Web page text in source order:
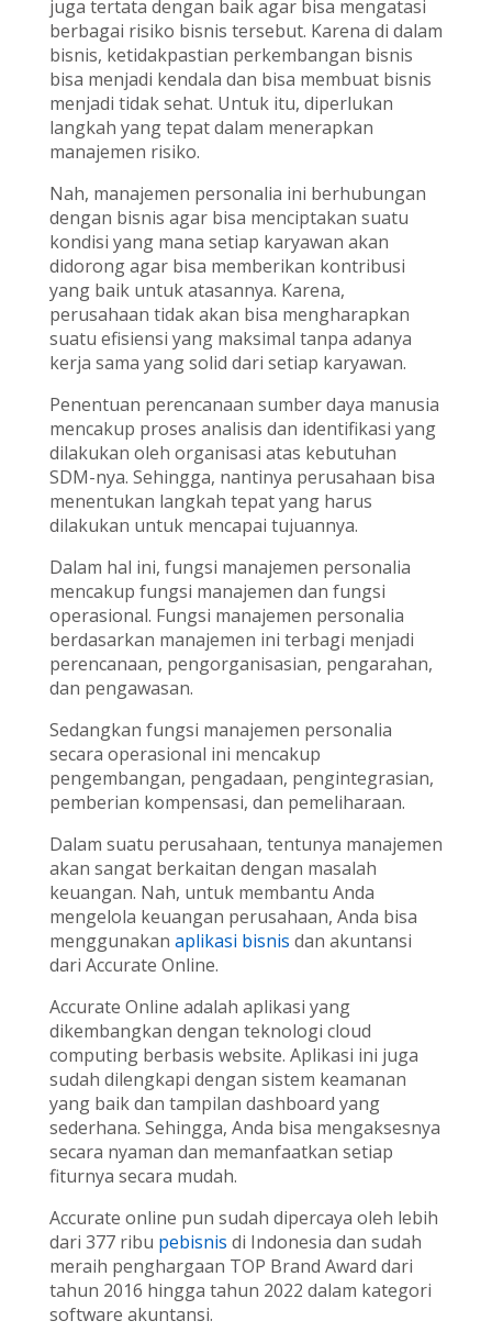
juga tertata dengan baik agar bisa mengatasi
berbagai risiko bisnis tersebut. Karena di dalam
bisnis, ketidakpastian perkembangan bisnis
bisa menjadi kendala dan bisa membuat bisnis
menjadi tidak sehat. Untuk itu, diperlukan
langkah yang tepat dalam menerapkan
manajemen risiko.
Nah, manajemen personalia ini berhubungan
dengan bisnis agar bisa menciptakan suatu
kondisi yang mana setiap karyawan akan
didorong agar bisa memberikan kontribusi
yang baik untuk atasannya. Karena,
perusahaan tidak akan bisa mengharapkan
suatu efisiensi yang maksimal tanpa adanya
kerja sama yang solid dari setiap karyawan.
Penentuan perencanaan sumber daya manusia
mencakup proses analisis dan identifikasi yang
dilakukan oleh organisasi atas kebutuhan
SDM-nya. Sehingga, nantinya perusahaan bisa
menentukan langkah tepat yang harus
dilakukan untuk mencapai tujuannya.
Dalam hal ini, fungsi manajemen personalia
mencakup fungsi manajemen dan fungsi
operasional. Fungsi manajemen personalia
berdasarkan manajemen ini terbagi menjadi
perencanaan, pengorganisasian, pengarahan,
dan pengawasan.
Sedangkan fungsi manajemen personalia
secara operasional ini mencakup
pengembangan, pengadaan, pengintegrasian,
pemberian kompensasi, dan pemeliharaan.
Dalam suatu perusahaan, tentunya manajemen
akan sangat berkaitan dengan masalah
keuangan. Nah, untuk membantu Anda
mengelola keuangan perusahaan, Anda bisa
menggunakan aplikasi bisnis dan akuntansi
dari Accurate Online.
Accurate Online adalah aplikasi yang
dikembangkan dengan teknologi cloud
computing berbasis website. Aplikasi ini juga
sudah dilengkapi dengan sistem keamanan
yang baik dan tampilan dashboard yang
sederhana. Sehingga, Anda bisa mengaksesnya
secara nyaman dan memanfaatkan setiap
fiturnya secara mudah.
Accurate online pun sudah dipercaya oleh lebih
dari 377 ribu pebisnis di Indonesia dan sudah
meraih penghargaan TOP Brand Award dari
tahun 2016 hingga tahun 2022 dalam kategori
software akuntansi.